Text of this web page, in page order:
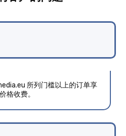
所列门槛以上的订单享
格收费。